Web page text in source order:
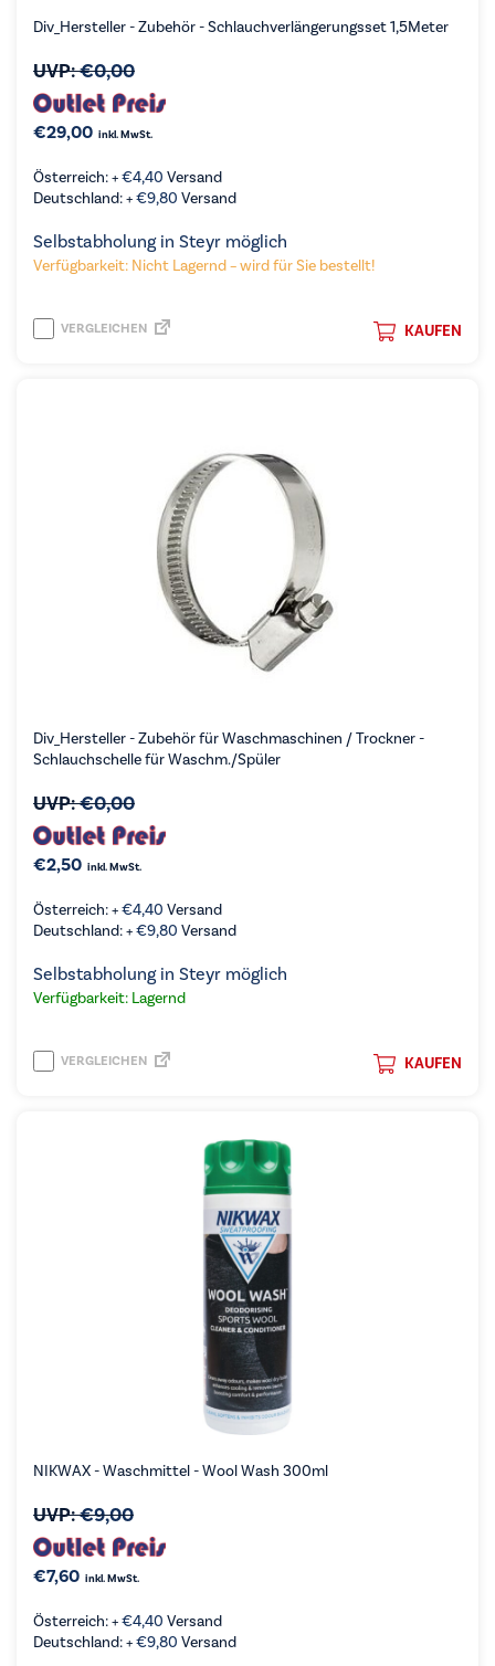
Div_Hersteller - Zubehör - Schlauchverlängerungsset 1,5Meter
UVP:€0,00
€29,00 inkl. MwSt.
Österreich: +€4,40 Versand
Deutschland: +€9,80 Versand
Selbstabholung in Steyr möglich
Verfügbarkeit: Nicht Lagernd – wird für Sie bestellt!
KAUFEN
VERGLEICHEN
Div_Hersteller - Zubehör für Waschmaschinen / Trockner -
Schlauchschelle für Waschm./Spüler
UVP:€0,00
€2,50 inkl. MwSt.
Österreich: +€4,40 Versand
Deutschland: +€9,80 Versand
Selbstabholung in Steyr möglich
Verfügbarkeit: Lagernd
KAUFEN
VERGLEICHEN
NIKWAX - Waschmittel - Wool Wash 300ml
UVP:€9,00
€7,60 inkl. MwSt.
Österreich: +€4,40 Versand
Deutschland: +€9,80 Versand